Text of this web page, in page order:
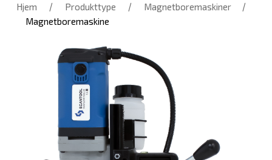
Hjem / Produkttype / Magnetboremaskiner /
Magnetboremaskine